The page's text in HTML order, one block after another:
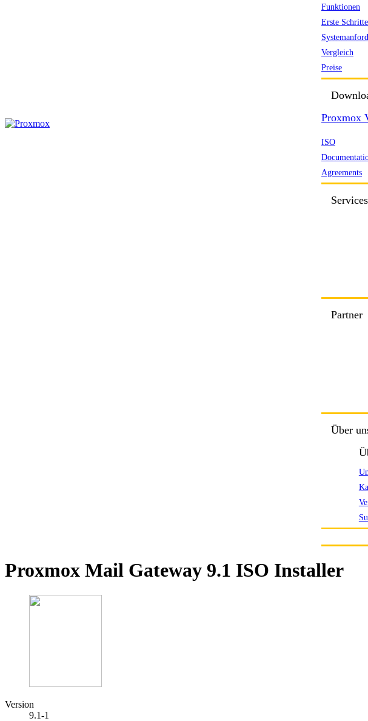
Funktionen
Erste Schritte
Vergleich
Preise
Proxmox
ISO
Agreements
Services
Partner
Über
Proxmox Mail Gateway 9.1 ISO Installer
Version
9.1-1